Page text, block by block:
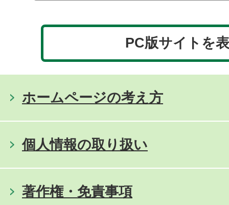
PC版サイトを
ホームページの考え方
個人情報の取り扱い
著作権・免責事項